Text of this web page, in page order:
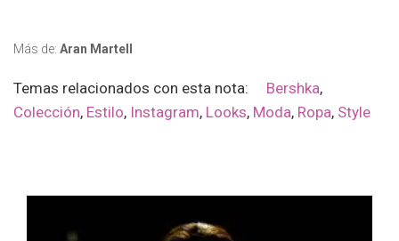
Más de: Aran Martell
Temas relacionados con esta nota: Bershka,
Colección, Estilo, Instagram, Looks, Moda, Ropa, Style